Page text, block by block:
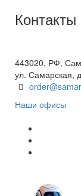
Контакты
443020, РФ,
ул. Самарская,
Наши офисы